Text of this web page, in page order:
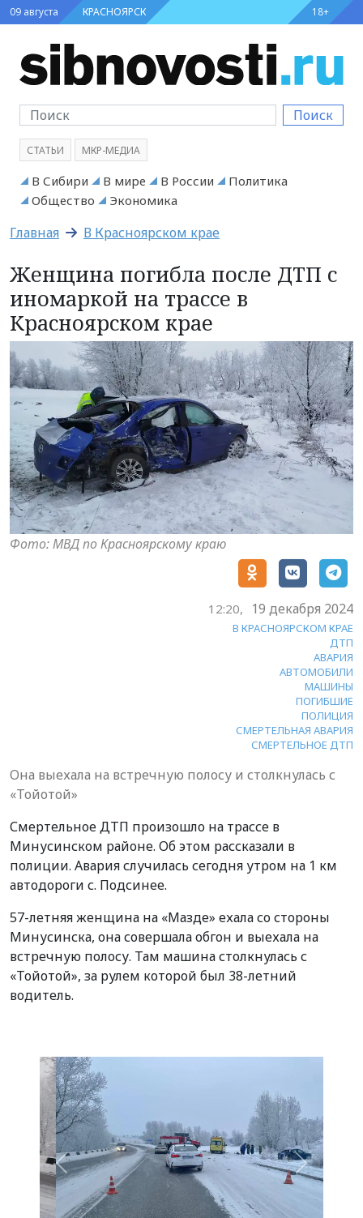
09 августа КРАСНОЯРСК 18+
Поиск
СТАТЬИ МКР-МЕДИА
В Сибири В мире В России
Политика
Общество
Экономика
Главная В Красноярском крае
Женщина погибла после ДТП с
иномаркой на трассе в
Красноярском крае
Фото: МВД по Красноярскому краю
12:20, 19 декабря 2024
В КРАСНОЯРСКОМ КРАЕ
ДТП
АВАРИЯ
АВТОМОБИЛИ
МАШИНЫ
ПОГИБШИЕ
ПОЛИЦИЯ
СМЕРТЕЛЬНАЯ АВАРИЯ
СМЕРТЕЛЬНОЕ ДТП
Она выехала на встречную полосу и столкнулась с
«Тойотой»
Смертельное ДТП произошло на трассе в
Минусинском районе. Об этом рассказали в
полиции. Авария случилась сегодня утром на 1 км
автодороги с. Подсинее.
57-летняя женщина на «Мазде» ехала со стороны
Минусинска, она совершала обгон и выехала на
встречную полосу. Там машина столкнулась с
«Тойотой», за рулем которой был 38-летний
водитель.
Назад Вперед